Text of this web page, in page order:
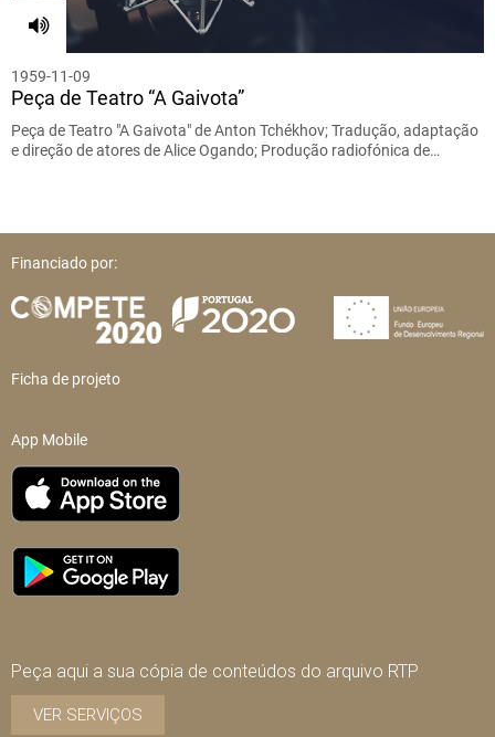
1959-11-09
Peça de Teatro “A Gaivota”
Peça de Teatro "A Gaivota" de Anton Tchékhov; Tradução, adaptação
e direção de atores de Alice Ogando; Produção radiofónica de…
Financiado por:
Ficha de projeto
App Mobile
Peça aqui a sua cópia de conteúdos do arquivo RTP
VER SERVIÇOS